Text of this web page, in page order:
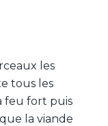
les
tous les
feu fort puis
la viande